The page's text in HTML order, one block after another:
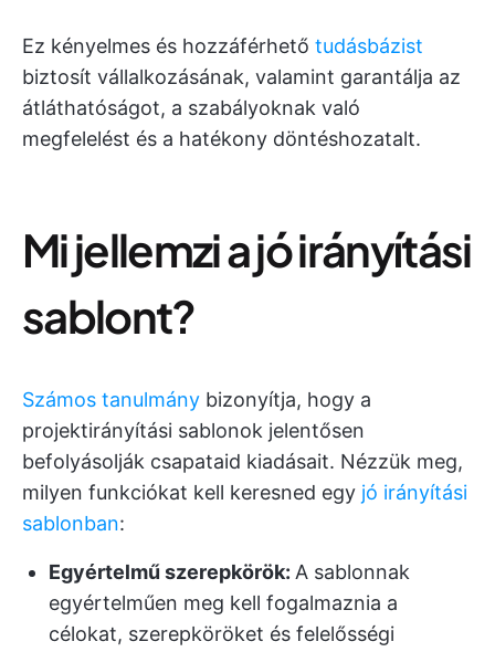
Ez kényelmes és hozzáférhető tudásbázist
biztosít vállalkozásának, valamint garantálja az
átláthatóságot, a szabályoknak való
megfelelést és a hatékony döntéshozatalt.
Mi jellemzi a jó irányítási
sablont?
Számos tanulmány bizonyítja, hogy a
projektirányítási sablonok jelentősen
befolyásolják csapataid kiadásait. Nézzük meg,
milyen funkciókat kell keresned egy jó irányítási
sablonban:
Egyértelmű szerepkörök: A sablonnak
egyértelműen meg kell fogalmaznia a
célokat, szerepköröket és felelősségi